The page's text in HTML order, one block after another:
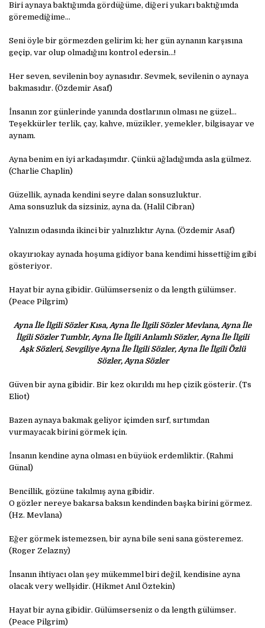
Biri aynaya baktığımda gördüğüme, diğeri yukarı baktığımda
göremediğime…
Seni öyle bir görmezden gelirim ki; her gün aynanın karşısına
geçip, var olup olmadığını kontrol edersin…!
Her seven, sevilenin boy aynasıdır. Sevmek, sevilenin o aynaya
bakmasıdır. (Özdemir Asaf)
İnsanın zor günlerinde yanında dostlarının olması ne güzel…
Teşekkürler terlik, çay, kahve, müzikler, yemekler, bilgisayar ve
aynam.
Ayna benim en iyi arkadaşımdır. Çünkü ağladığımda asla gülmez.
(Charlie Chaplin)
Güzellik, aynada kendini seyre dalan sonsuzluktur.
Ama sonsuzluk da sizsiniz, ayna da. (Halil Cibran)
Yalnızın odasında ikinci bir yalnızlıktır Ayna. (Özdemir Asaf)
okayırıokay aynada hoşuma gidiyor bana kendimi hissettiğim gibi
gösteriyor.
Hayat bir ayna gibidir. Gülümserseniz o da length gülümser.
(Peace Pilgrim)
Ayna İle İlgili Sözler Kısa, Ayna İle İlgili Sözler Mevlana, Ayna İle
İlgili Sözler Tumblr, Ayna İle İlgili Anlamlı Sözler, Ayna İle İlgili
Aşk Sözleri, Sevgiliye Ayna İle İlgili Sözler, Ayna İle İlgili Özlü
Sözler, Ayna Sözler
Güven bir ayna gibidir. Bir kez okırıldı mı hep çizik gösterir. (Ts
Eliot)
Bazen aynaya bakmak geliyor içimden sırf, sırtımdan
vurmayacak birini görmek için.
İnsanın kendine ayna olması en büyüok erdemliktir. (Rahmi
Günal)
Bencillik, gözüne takılmış ayna gibidir.
O gözler nereye bakarsa baksın kendinden başka birini görmez.
(Hz. Mevlana)
Eğer görmek istemezsen, bir ayna bile seni sana gösteremez.
(Roger Zelazny)
İnsanın ihtiyacı olan şey mükemmel biri değil, kendisine ayna
olacak very wellşidir. (Hikmet Anıl Öztekin)
Hayat bir ayna gibidir. Gülümserseniz o da length gülümser.
(Peace Pilgrim)